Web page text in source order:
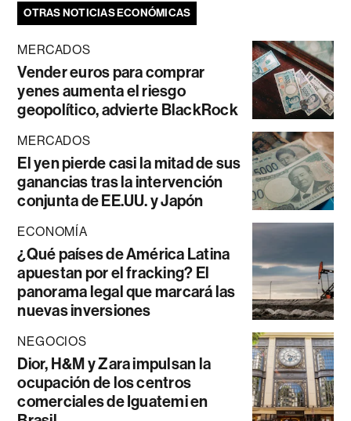
OTRAS NOTICIAS ECONÓMICAS
MERCADOS
Vender euros para comprar
yenes aumenta el riesgo
geopolítico, advierte BlackRock
MERCADOS
El yen pierde casi la mitad de sus
ganancias tras la intervención
conjunta de EE.UU. y Japón
ECONOMÍA
¿Qué países de América Latina
apuestan por el fracking? El
panorama legal que marcará las
nuevas inversiones
NEGOCIOS
Dior, H&M y Zara impulsan la
ocupación de los centros
comerciales de Iguatemi en